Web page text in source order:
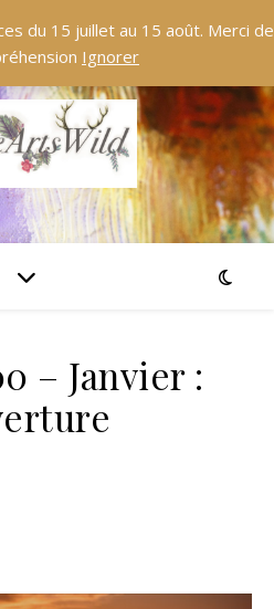
du 15 juillet au 15 août. Merci de
Ignorer
– Janvier :